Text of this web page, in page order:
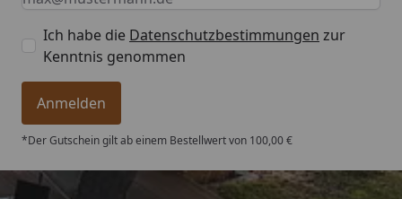
Ich habe die Datenschutzbestimmungen zur
Kenntnis genommen
Anmelden
*Der Gutschein gilt ab einem Bestellwert von 100,00 €